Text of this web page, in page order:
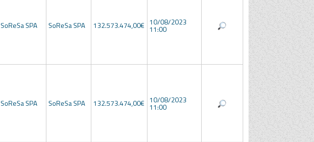
SoReSa SPA SoReSa SPA 132.573.474,00€ 10/08/2023
11:00
SoReSa SPA SoReSa SPA 132.573.474,00€ 10/08/2023
11:00